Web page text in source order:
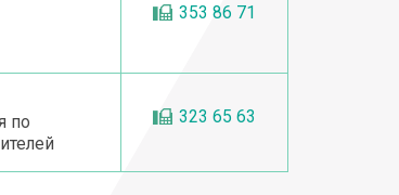
353 86 71
по
323 65 63